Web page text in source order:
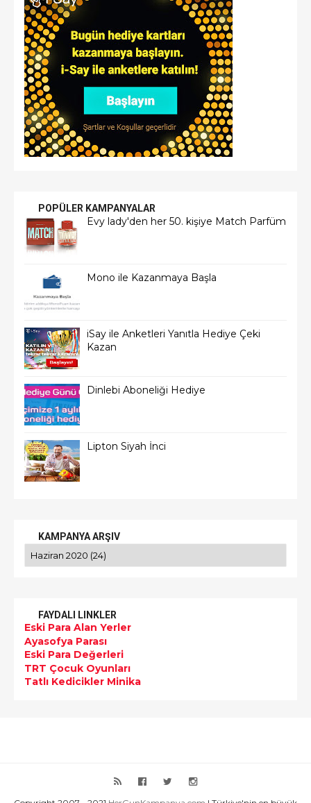
POPÜLER KAMPANYALAR
Evy lady'den her 50. kişiye Match Parfüm
Mono ile Kazanmaya Başla
iSay ile Anketleri Yanıtla Hediye Çeki
Kazan
Dinlebi Aboneliği Hediye
Lipton Siyah İnci
KAMPANYA ARŞIV
FAYDALI LINKLER
Eski Para Alan Yerler
Ayasofya Parası
Eski Para Değerleri
TRT Çocuk Oyunları
Tatlı Kedicikler Minika